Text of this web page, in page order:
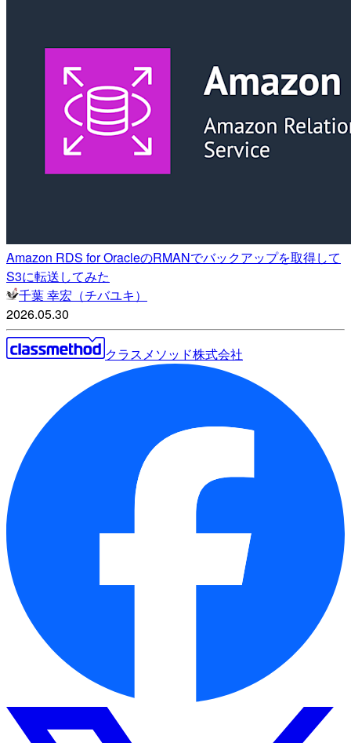
Amazon RDS for OracleのRMANでバックアップを取得して
S3に転送してみた
千葉 幸宏（チバユキ）
2026.05.30
クラスメソッド株式会社